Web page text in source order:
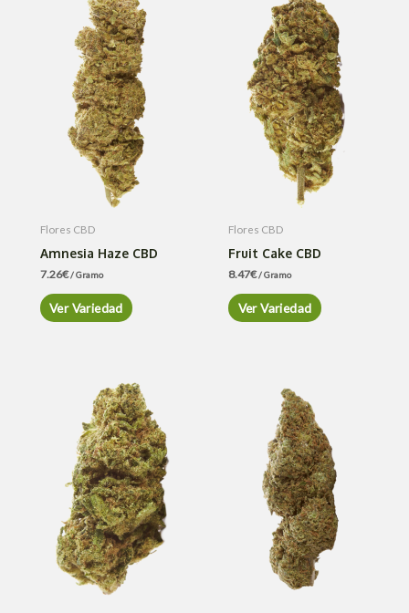
Flores CBD
Amnesia Haze CBD
7.26€/ Gramo
Ver Variedad
Flores CBD
Fruit Cake CBD
8.47€/ Gramo
Ver Variedad